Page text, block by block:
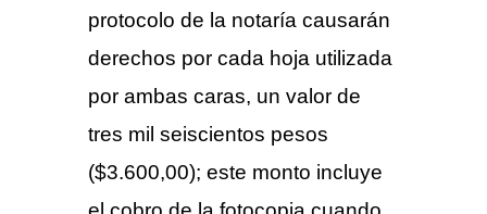
protocolo de la notaría causarán
derechos por cada hoja utilizada
por ambas caras, un valor de
tres mil seiscientos pesos
($3.600,00); este monto incluye